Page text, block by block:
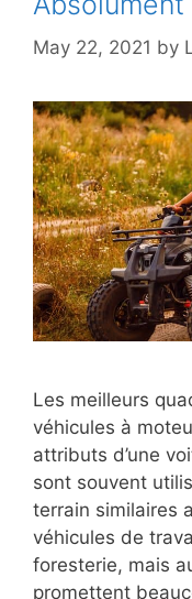
May 22, 2021 by
Les meilleurs
véhicules à
attributs d’une
sont souvent
terrain similaires
véhicules de
foresterie, mais
promettent